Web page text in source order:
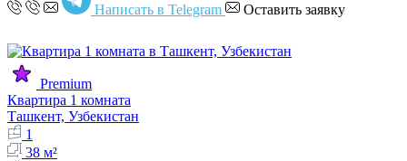
Написать в Telegram Оставить заявку
Premium
Квартира 1 комната
Ташкент, Узбекистан
1
38 м²